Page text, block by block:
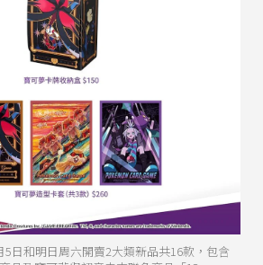
日和明日周六開賣2大類新品共16款，包含